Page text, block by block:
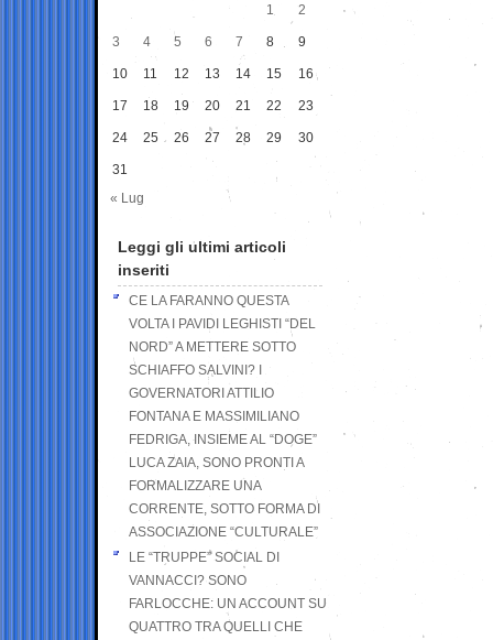
1
2
3 4 5 6 7 8 9
10 11 12 13 14 15 16
17 18 19 20 21 22 23
24 25 26 27 28 29 30
31
« Lug
Leggi gli ultimi articoli
inseriti
CE LA FARANNO QUESTA
VOLTA I PAVIDI LEGHISTI “DEL
NORD” A METTERE SOTTO
SCHIAFFO SALVINI? I
GOVERNATORI ATTILIO
FONTANA E MASSIMILIANO
FEDRIGA, INSIEME AL “DOGE”
LUCA ZAIA, SONO PRONTI A
FORMALIZZARE UNA
CORRENTE, SOTTO FORMA DI
ASSOCIAZIONE “CULTURALE”
LE “TRUPPE” SOCIAL DI
VANNACCI? SONO
FARLOCCHE: UN ACCOUNT SU
QUATTRO TRA QUELLI CHE